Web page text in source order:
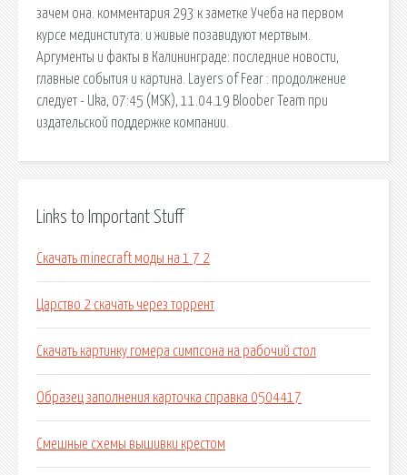
зачем она. комментария 293 к заметке Учеба на первом
курсе мединститута: и живые позавидуют мертвым.
Аргументы и факты в Калининграде: последние новости,
главные события и картина. Layers of Fear : продолжение
следует - Uka, 07:45 (MSK), 11.04.19 Bloober Team при
издательской поддержке компании.
Links to Important Stuff
Скачать minecraft моды на 1 7 2
Царство 2 скачать через торрент
Скачать картинку гомера симпсона на рабочий стол
Образец заполнения карточка справка 0504417
Смешные схемы вышивки крестом